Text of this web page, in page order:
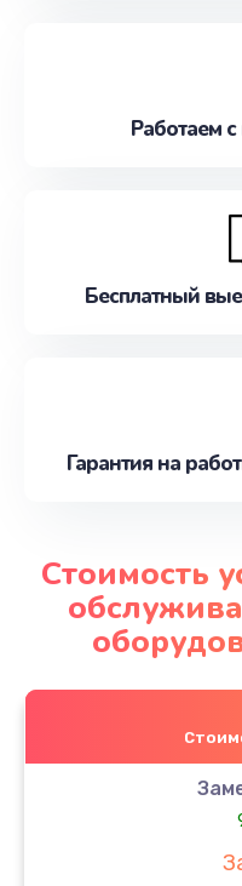
Работаем
Бесплатный
Гарантия на
Стоимость